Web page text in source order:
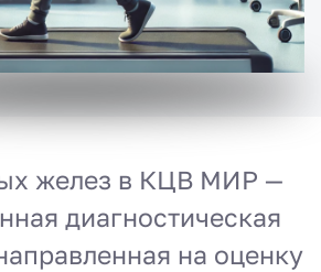
желез в КЦВ МИР —
диагностическая
на оценку